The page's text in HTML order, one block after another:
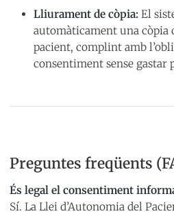
Lliurament de còpia: El
automàticament una còpia
pacient, complint amb
consentiment sense gastar
Preguntes freqüents
És legal el consentiment
Sí. La Llei d’Autonomia del